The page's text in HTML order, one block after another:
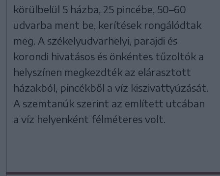
körülbelül 5 házba, 25 pincébe, 50–60
udvarba ment be, kerítések rongálódtak
meg. A székelyudvarhelyi, parajdi és
korondi hivatásos és önkéntes tűzoltók a
helyszínen megkezdték az elárasztott
házakból, pincékből a víz kiszivattyúzását.
A szemtanúk szerint az említett utcában
a víz helyenként félméteres volt.